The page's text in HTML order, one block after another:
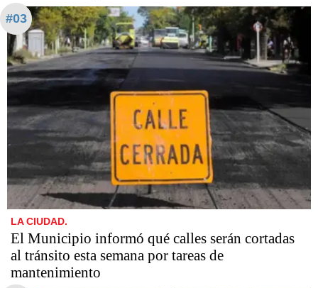
#03
LA CIUDAD.
El Municipio informó qué calles serán cortadas
al tránsito esta semana por tareas de
mantenimiento